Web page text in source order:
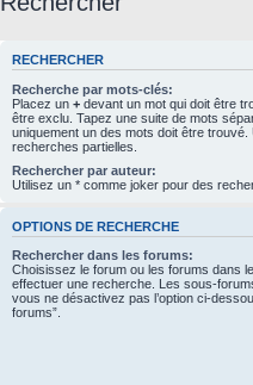
RECHERCHER
Recherche par mots-clés:
Placez un + devant un mot qui doit être
être exclu. Tapez une suite de mots
uniquement un des mots doit être
recherches partielles.
Rechercher par auteur:
Utilisez un * comme joker pour des
OPTIONS DE RECHERCHE
Rechercher dans les forums:
Choisissez le forum ou les forums dans
effectuer une recherche. Les sous-
vous ne désactivez pas l’option ci-
forums”.